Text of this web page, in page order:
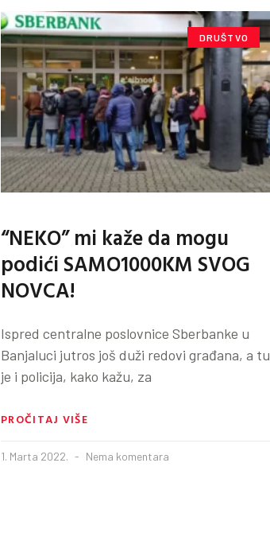
DRUŠTVO
“NEKO” mi kaže da mogu
podići SAMO1000KM SVOG
NOVCA!
Ispred centralne poslovnice Sberbanke u
Banjaluci jutros još duži redovi građana, a tu
je i policija, kako kažu, za
PROČITAJ VIŠE
1. Marta 2022. Nema komentara